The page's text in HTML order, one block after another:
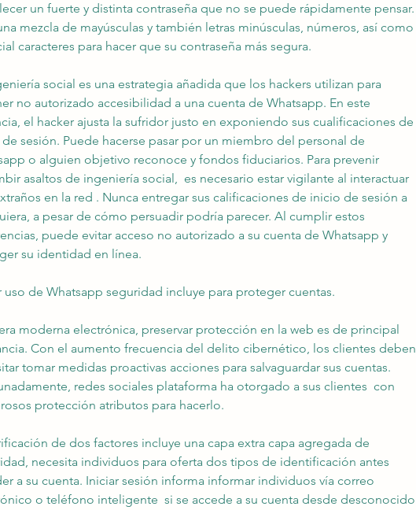
un fuerte y distinta contraseña que no se puede rápidamente pensar.
mezcla de mayúsculas y también letras minúsculas, números, así como
caracteres para hacer que su contraseña más segura.
social es una estrategia añadida que los hackers utilizan para
no autorizado accesibilidad a una cuenta de Whatsapp. En este
el hacker ajusta la sufridor justo en exponiendo sus cualificaciones de
sesión. Puede hacerse pasar por un miembro del personal de
o alguien objetivo reconoce y fondos fiduciarios. Para prevenir
asaltos de ingeniería social,  es necesario estar vigilante al interactuar
en la red . Nunca entregar sus calificaciones de inicio de sesión a
a pesar de cómo persuadir podría parecer. Al cumplir estos
puede evitar acceso no autorizado a su cuenta de Whatsapp y
su identidad en línea.
uso de Whatsapp seguridad incluye para proteger cuentas.
moderna electrónica, preservar protección en la web es de principal
Con el aumento frecuencia del delito cibernético, los clientes deben
tomar medidas proactivas acciones para salvaguardar sus cuentas.
redes sociales plataforma ha otorgado a sus clientes  con
protección atributos para hacerlo.
de dos factores incluye una capa extra capa agregada de
necesita individuos para oferta dos tipos de identificación antes
a su cuenta. Iniciar sesión informa informar individuos vía correo
o teléfono inteligente  si se accede a su cuenta desde desconocido